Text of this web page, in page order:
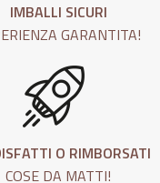
IMBALLI SICURI
GARANTITA!
O RIMBORSATI
COSE DA MATTI!